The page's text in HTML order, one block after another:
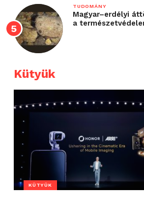
TUDOMÁNY
Magyar–erdélyi
a
Kütyük
KÜTYÜK